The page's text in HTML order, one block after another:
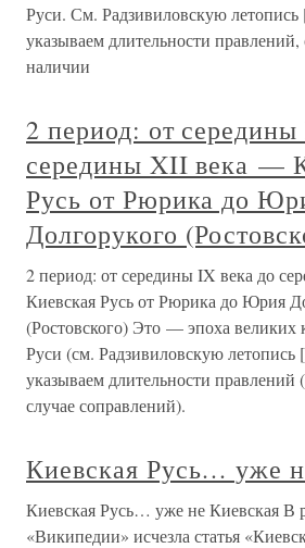
Руси. См. Радзивиловскую
указываем длительности
наличии
2 период: от
середины XII века —
Русь от Рюрика до
Долгорукого
2 период: от середины IX века до
Киевская Русь от Рюрика до Юрия
(Ростовского) Это — эпоха великих
Руси (см. Радзивиловскую
указываем длительности правлений
случае соправлений).
Киевская Русь… уже
Киевская Русь… уже не Киевская В
«Википедии» исчезла статья